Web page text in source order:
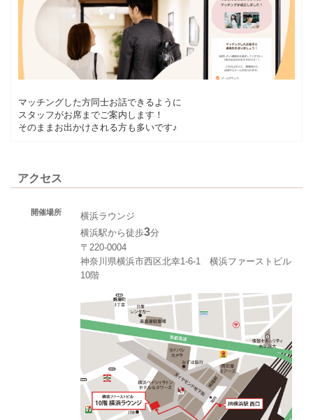
マッチングした方同士お話できるように
スタッフがお席までご案内します！
そのままお出かけされる方も多いです♪
アクセス
開催場所
横浜ラウンジ
横浜駅から徒歩3分
〒220-0004
神奈川県横浜市西区北幸1‐6‐1 横浜ファーストビル
10階